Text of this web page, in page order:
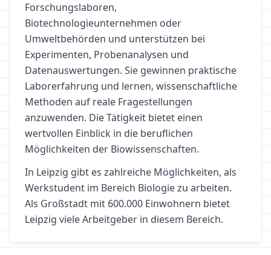
Forschungslaboren,
Biotechnologieunternehmen oder
Umweltbehörden und unterstützen bei
Experimenten, Probenanalysen und
Datenauswertungen. Sie gewinnen praktische
Laborerfahrung und lernen, wissenschaftliche
Methoden auf reale Fragestellungen
anzuwenden. Die Tätigkeit bietet einen
wertvollen Einblick in die beruflichen
Möglichkeiten der Biowissenschaften.
In Leipzig gibt es zahlreiche Möglichkeiten, als
Werkstudent im Bereich Biologiezu arbeiten.
Als Großstadt mit 600.000 Einwohnern bietet
Leipzig viele Arbeitgeber in diesem Bereich.